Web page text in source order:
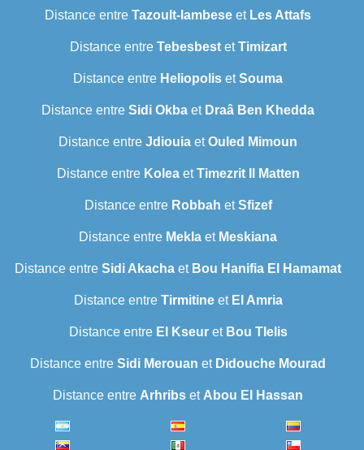
Distance entre Tazoult-lambese et Les Attafs
Distance entre TebesbestetTimizart
Distance entre Heliopolis etSouma
Distance entre Sidi Okba et Draâ Ben Khedda
Distance entre Jdiouia etOuled Mimoun
Distance entre KoleaetTimezrit Il Matten
Distance entre Robbah etSfizef
Distance entre Mekla et Meskiana
Distance entre Sidi Akacha et Bou Hanifia El Hamamat
Distance entre Tirmitineet El Amria
Distance entre El Kseuret Bou Tlelis
Distance entre Sidi Merouan et Didouche Mourad
Distance entre Arhribs et Abou El Hassan